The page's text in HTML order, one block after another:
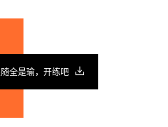
全是瑜，开练吧